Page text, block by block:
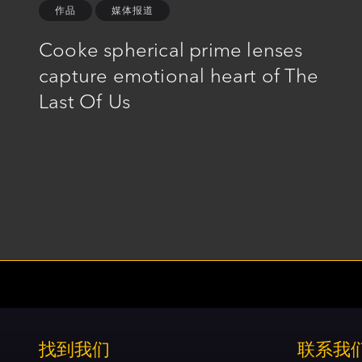
作品 媒体报道
Cooke spherical prime lenses
capture emotional heart of The
Last Of Us
找到我们 联系我